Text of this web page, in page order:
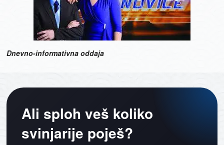
Dnevno-informativna oddaja
Ali sploh veš koliko
svinjarije poješ?